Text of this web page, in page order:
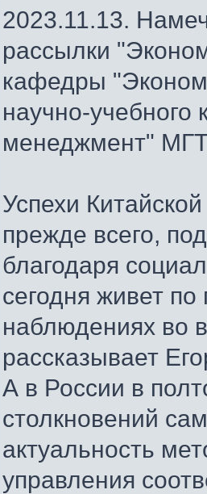
2023.11.13.
рассылки
кафедры
научно-
менеджмент"
Успехи
прежде всего,
благодаря
сегодня живет
наблюдениях во
рассказывает
А в России в
столкновений
актуальность
управления